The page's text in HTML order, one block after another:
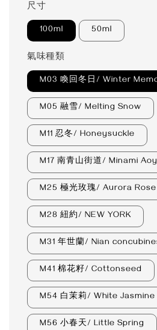
尺寸
100ml 50ml
氣味種類
M03 喚回冬日/ Winter
M05 融雪/ Melting Snow
M11 忍冬/ Honeysuckle
M17 南青山街道/ Minami
M25 極光玫瑰/ Aurora Rose
M28 紐約/ NEW YORK
M31 年世蘭/ Nian
M41 棉花籽/ Cottonseed
M54 白茉莉/ White Jasmine
M56 小春天/ Little Spring